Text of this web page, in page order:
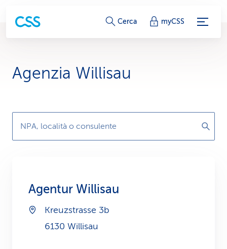
c
g
a
e
n
Cerca myCSS
Agenzia Willisau
NPA, località o consulente
Agentur Willisau
Kreuzstrasse 3b
6130 Willisau